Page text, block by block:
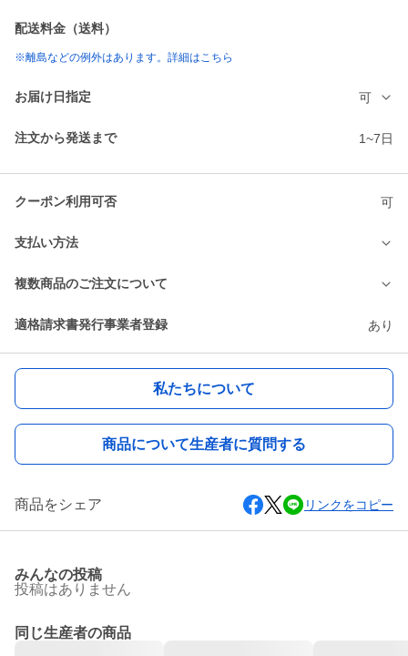
配送料金（送料）
※離島などの例外はあります。詳細はこちら
お届け日指定 可
注文から発送まで 1~7日
クーポン利用可否 可
支払い方法
複数商品のご注文について
適格請求書発行事業者登録 あり
私たちについて
商品について生産者に質問する
商品をシェア リンクをコピー
みんなの投稿
投稿はありません
同じ生産者の商品